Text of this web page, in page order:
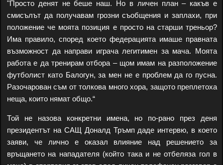
"Просто денят не беше наш. Но в личен план – какъв е
смисълът да получавам грозни съобщения и заплахи, при
положение че моята позиция е просто на старши треньор?
Има правило, според което федерацията имаше правната
възможност да направи играча легитимен за мача. Моята
работа е да тренирам отбора – щом имам на разположение
футболист като Балогун, за мен не е проблем да го пусна.
Разочарован съм от толкова много хора, защото преплетоха
неща, които нямат общо.“
Той не назова конкретни имена, но по-рано през деня
президентът на САЩ Доналд Тръмп даде интервю, в което
заяви, че лично е оказал влияние над решението за
връщането на нападателя (който така и не отбеляза гол в